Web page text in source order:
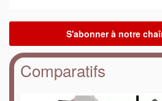
Comparatifs